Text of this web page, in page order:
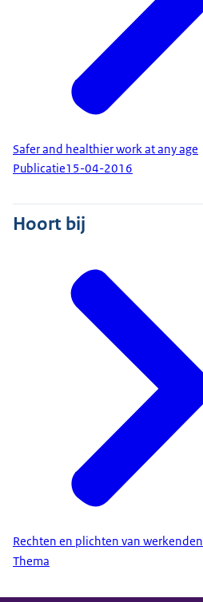
Safer and healthier work at any age
Publicatie15-04-2016
Hoort bij
Rechten en plichten van werkenden
Thema